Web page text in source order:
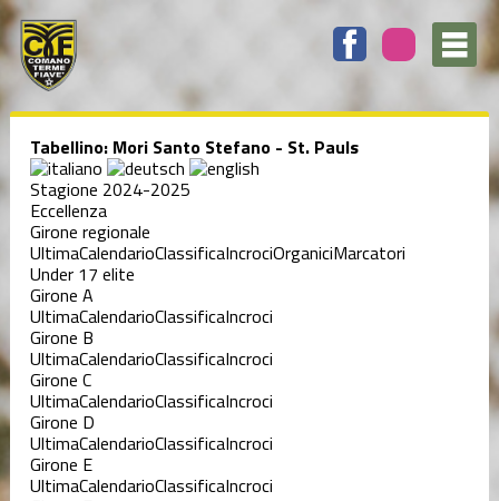
Tabellino: Mori Santo Stefano - St. Pauls
Stagione 2024-2025
Eccellenza
Girone regionale
UltimaCalendarioClassificaIncrociOrganiciMarcatori
Under 17 elite
Girone A
UltimaCalendarioClassificaIncroci
Girone B
UltimaCalendarioClassificaIncroci
Girone C
UltimaCalendarioClassificaIncroci
Girone D
UltimaCalendarioClassificaIncroci
Girone E
UltimaCalendarioClassificaIncroci